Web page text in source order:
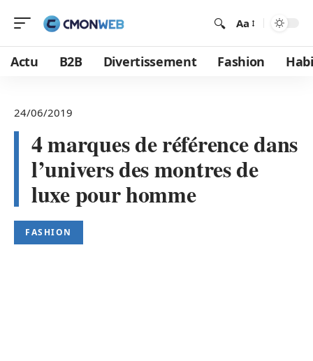
Aa
Actu B2B Divertissement Fashion
24/06/2019
4 marques de référence dans
l’univers des montres de
luxe pour homme
FASHION